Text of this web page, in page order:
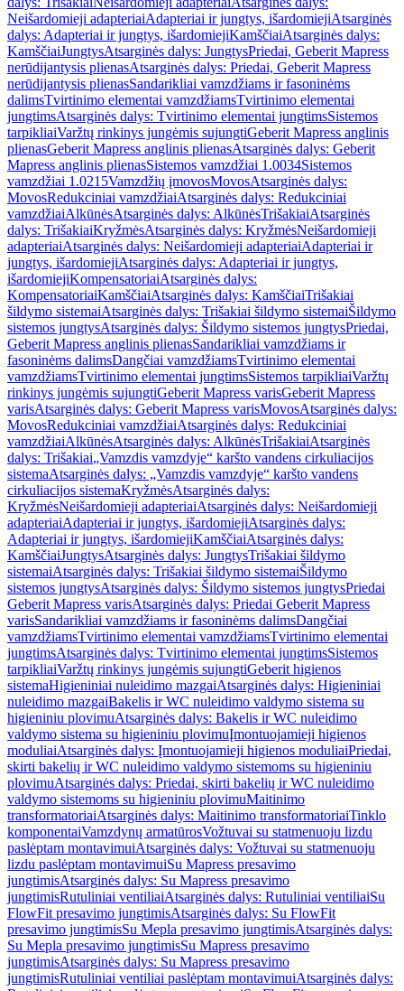
Neišardomieji adapteriaiAdapteriai ir jungtys, išardomiejiAtsarginės
dalys: Adapteriai ir jungtys, išardomiejiKamščiaiAtsarginės dalys:
KamščiaiJungtysAtsarginės dalys: JungtysPriedai, Geberit Mapress
nerūdijantysis plienasAtsarginės dalys: Priedai, Geberit Mapress
nerūdijantysis plienasSandarikliai vamzdžiams ir fasoninėms
dalimsTvirtinimo elementai vamzdžiamsTvirtinimo elementai
jungtimsAtsarginės dalys: Tvirtinimo elementai jungtimsSistemos
tarpikliaiVaržtų rinkinys jungėmis sujungtiGeberit Mapress anglinis
plienasGeberit Mapress anglinis plienasAtsarginės dalys: Geberit
Mapress anglinis plienasSistemos vamzdžiai 1.0034Sistemos
vamzdžiai 1.0215Vamzdžių įmovosMovosAtsarginės dalys:
MovosRedukciniai vamzdžiaiAtsarginės dalys: Redukciniai
vamzdžiaiAlkūnėsAtsarginės dalys: AlkūnėsTrišakiaiAtsarginės
dalys: TrišakiaiKryžmėsAtsarginės dalys: KryžmėsNeišardomieji
adapteriaiAtsarginės dalys: Neišardomieji adapteriaiAdapteriai ir
jungtys, išardomiejiAtsarginės dalys: Adapteriai ir jungtys,
išardomiejiKompensatoriaiAtsarginės dalys:
KompensatoriaiKamščiaiAtsarginės dalys: KamščiaiTrišakiai
šildymo sistemaiAtsarginės dalys: Trišakiai šildymo sistemaiŠildymo
sistemos jungtysAtsarginės dalys: Šildymo sistemos jungtysPriedai,
Geberit Mapress anglinis plienasSandarikliai vamzdžiams ir
fasoninėms dalimsDangčiai vamzdžiamsTvirtinimo elementai
vamzdžiamsTvirtinimo elementai jungtimsSistemos tarpikliaiVaržtų
rinkinys jungėmis sujungtiGeberit Mapress varisGeberit Mapress
varisAtsarginės dalys: Geberit Mapress varisMovosAtsarginės dalys:
MovosRedukciniai vamzdžiaiAtsarginės dalys: Redukciniai
vamzdžiaiAlkūnėsAtsarginės dalys: AlkūnėsTrišakiaiAtsarginės
dalys: Trišakiai„Vamzdis vamzdyje“ karšto vandens cirkuliacijos
sistemaAtsarginės dalys: „Vamzdis vamzdyje“ karšto vandens
cirkuliacijos sistemaKryžmėsAtsarginės dalys:
KryžmėsNeišardomieji adapteriaiAtsarginės dalys: Neišardomieji
adapteriaiAdapteriai ir jungtys, išardomiejiAtsarginės dalys:
Adapteriai ir jungtys, išardomiejiKamščiaiAtsarginės dalys:
KamščiaiJungtysAtsarginės dalys: JungtysTrišakiai šildymo
sistemaiAtsarginės dalys: Trišakiai šildymo sistemaiŠildymo
sistemos jungtysAtsarginės dalys: Šildymo sistemos jungtysPriedai
Geberit Mapress varisAtsarginės dalys: Priedai Geberit Mapress
varisSandarikliai vamzdžiams ir fasoninėms dalimsDangčiai
vamzdžiamsTvirtinimo elementai vamzdžiamsTvirtinimo elementai
jungtimsAtsarginės dalys: Tvirtinimo elementai jungtimsSistemos
tarpikliaiVaržtų rinkinys jungėmis sujungtiGeberit higienos
sistemaHigieniniai nuleidimo mazgaiAtsarginės dalys: Higieniniai
nuleidimo mazgaiBakelis ir WC nuleidimo valdymo sistema su
higieniniu plovimuAtsarginės dalys: Bakelis ir WC nuleidimo
valdymo sistema su higieniniu plovimuĮmontuojamieji higienos
moduliaiAtsarginės dalys: Įmontuojamieji higienos moduliaiPriedai,
skirti bakelių ir WC nuleidimo valdymo sistemoms su higieniniu
plovimuAtsarginės dalys: Priedai, skirti bakelių ir WC nuleidimo
valdymo sistemoms su higieniniu plovimuMaitinimo
transformatoriaiAtsarginės dalys: Maitinimo transformatoriaiTinklo
komponentaiVamzdynų armatūrosVožtuvai su statmenuoju lizdu
paslėptam montavimuiAtsarginės dalys: Vožtuvai su statmenuoju
lizdu paslėptam montavimuiSu Mapress presavimo
jungtimisAtsarginės dalys: Su Mapress presavimo
jungtimisRutuliniai ventiliaiAtsarginės dalys: Rutuliniai ventiliaiSu
FlowFit presavimo jungtimisAtsarginės dalys: Su FlowFit
presavimo jungtimisSu Mepla presavimo jungtimisAtsarginės dalys:
Su Mepla presavimo jungtimisSu Mapress presavimo
jungtimisAtsarginės dalys: Su Mapress presavimo
jungtimisRutuliniai ventiliai paslėptam montavimuiAtsarginės dalys: